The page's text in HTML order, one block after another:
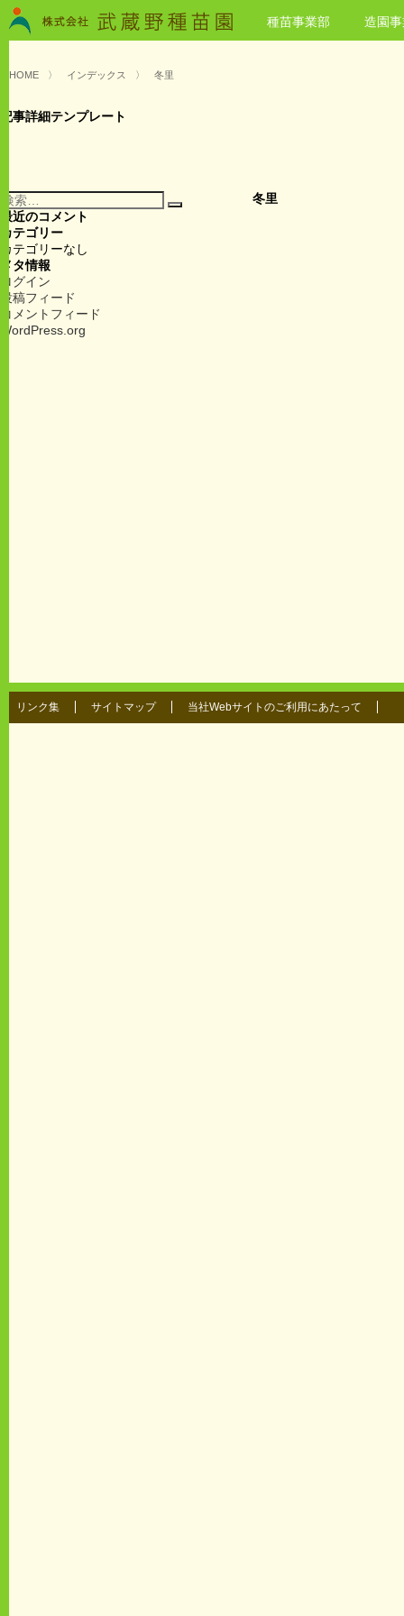
種苗事業部 造園
HOME 〉 インデックス 〉 冬里
記事詳細テンプレート
冬里
検
索:
検
最近のコメント
カテゴリー
カテゴリーなし
メタ情報
ログイン
投稿フィード
コメントフィード
WordPress.org
リンク集 サイトマップ 当社Webサイトのご利用にあたって